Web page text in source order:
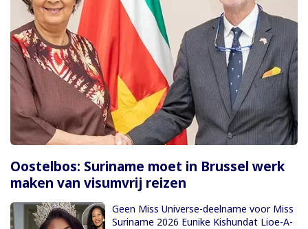
Oostelbos: Suriname moet in Brussel werk
maken van visumvrij reizen
Geen Miss Universe-deelname voor Miss
Suriname 2026 Eunike Kishundat Lioe-A-